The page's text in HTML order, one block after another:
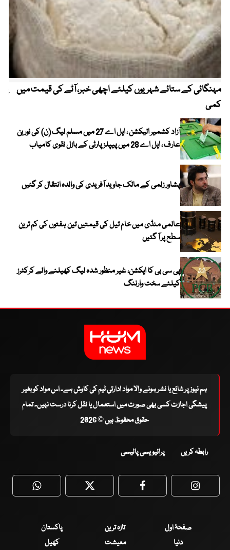
مہنگائی کے ستائے شہریوں کیلئے اچھی خبر، آٹے کی قیمت میں
کمی
آزاد کشمیر الیکشن ، ایل اے 27 میں مسلم لیگ (ن) کی نورین
عارف ، ایل اے 28 میں پیپلز پارٹی کے بازل نقوی کامیاب
پشاور زلمی کے مالک جاوید آفریدی کی والدہ انتقال کر گئیں
عالمی منڈی میں خام تیل کی قیمتیں تین ہفتوں کی کم ترین
سطح پر آ گئیں
پی سی بی کا ایکشن، غیر منظور شدہ لیگ کھیلنے والے کرکٹرز
کیلئے سخت وارننگ
ہم نیوز پر شائع یا نشر ہونے والا مواد ادارتی ٹیم کی کاوش ہے۔ اس مواد کو بغیر
پیشگی اجازت کسی بھی صورت میں استعمال یا نقل کرنا درست نہیں۔ تمام
حقوق محفوظ ہیں © 2026
رابطہ کریں پرائیویسی پالیسی
WhatsApp Twitter Facebook
صفحۂ اول تازہ ترین
پاکستان
دنیا
معیشت کھیل